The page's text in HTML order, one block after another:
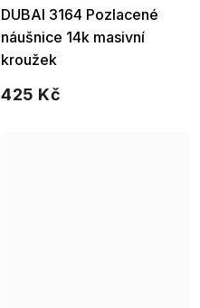
DUBAI 3164 Pozlacené
náušnice 14k masivní
kroužek
Ellami
425 Kč